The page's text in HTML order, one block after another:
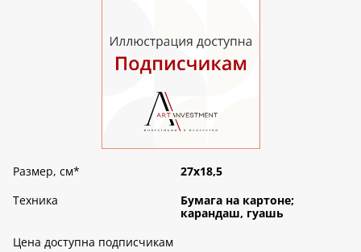
Размер, см*
27х18,5
Техника
Бумага на картоне;
карандаш, гуашь
Цена доступна подписчикам